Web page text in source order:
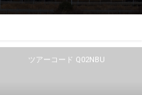
ツアーコード Q02NBU